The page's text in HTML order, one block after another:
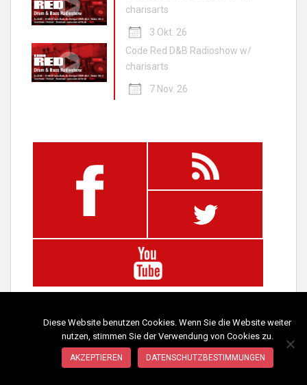
charisarts
3 Okt. 26
Code Red D&B Radioshow w/
charisarts
7 Nov. 26
IMPRESSUM DATENSCHUTZ
Diese Website benutzen Cookies. Wenn Sie die Website weiter
nutzen, stimmen Sie der Verwendung von Cookies zu.
AKZEPTIEREN DATENSCHUTZBESTIMMUNGEN